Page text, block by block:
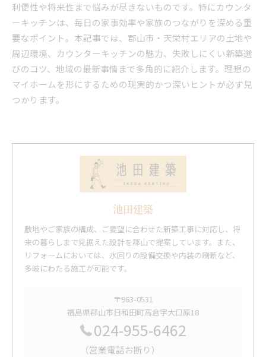
利便性や将来性まで悩みが尽きないものです。特にカウンタ
ーキッチンは、毎日の家事効率や家族のつながりを深める重
要なポイント。本記事では、郡山市・天栄村エリアの土地や
周辺環境、カウンターキッチンの魅力、失敗しにくい新築選
びのコツ、地域の最新事情まで多角的に紹介します。理想の
マイホームを形にするための現実的かつ深いヒントが必ず見
つかります。
池田建築
敷地やご家族の構成、ご要望に合わせた新築工事に対応し、将
来の暮らしまで見据えた設計を郡山で提案しています。また、
リフォームにおいては、水回りの設備交換や内装の刷新など、
多岐にわたる施工が可能です。
〒963-0531
福島県郡山市日和田町高倉字大口原18
024-955-6462
（営業電話お断り）